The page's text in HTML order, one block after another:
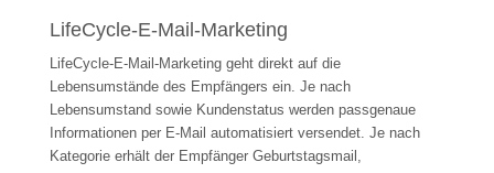
LifeCycle-E-Mail-Marketing
LifeCycle-E-Mail-Marketing geht direkt auf die
Lebensumstände des Empfängers ein. Je nach
Lebensumstand sowie Kundenstatus werden passgenaue
Informationen per E-Mail automatisiert versendet. Je nach
Kategorie erhält der Empfänger Geburtstagsmail,